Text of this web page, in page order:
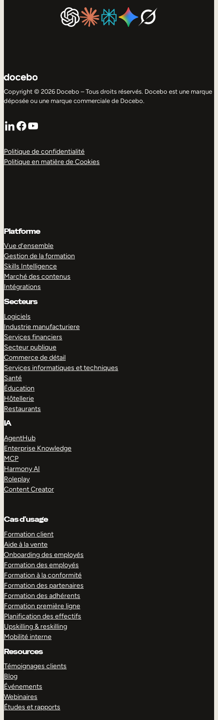
Copyright © 2026 Docebo – Tous droits réservés. Docebo est une marque
déposée ou une marque commerciale de Docebo.
LinkedIn
Facebook
YouTube
Politique de confidentialité
Politique en matière de Cookies
Platforme
Vue d’ensemble
Gestion de la formation
Skills Intelligence
Marché des contenus
Intégrations
Secteurs
Logiciels
Industrie manufacturiere
Services financiers
Secteur publique
Commerce de détail
Services informatiques et techniques
Santé
Éducation
Hôtellerie
Restaurants
IA
AgentHub
Enterprise Knowledge
MCP
Harmony AI
Roleplay
Content Creator
Cas d’usage
Formation client
Aide à la vente
Onboarding des employés
Formation des employés
Formation à la conformité
Formation des partenaires
Formation des adhérents
Formation première ligne
Planification des effectifs
Upskilling & reskilling
Mobilité interne
Resources
Témoignages clients
Blog
Événements
Webinaires
Études et rapports